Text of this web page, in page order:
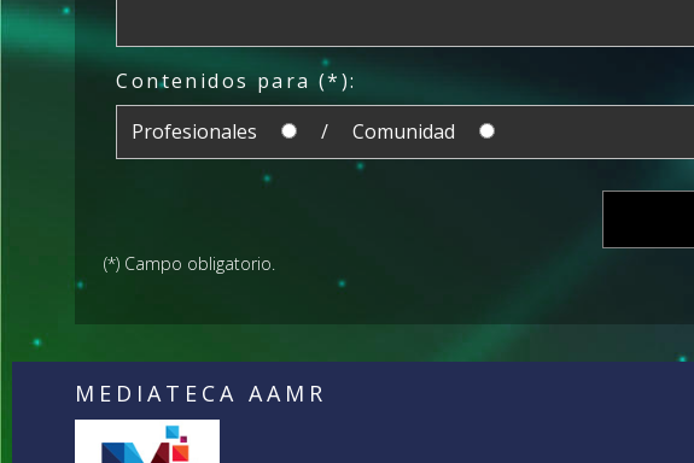
Contenidos para (*):
Profesionales
/ Comunidad
(*) Campo obligatorio.
MEDIATECA AAMR